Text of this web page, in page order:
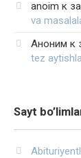
anoim к
va
Аноним к
tez
Sayt